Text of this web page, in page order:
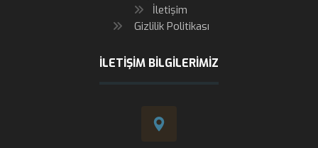
İletişim
Gizlilik Politikası
İLETIŞIM BILGILERIMIZ